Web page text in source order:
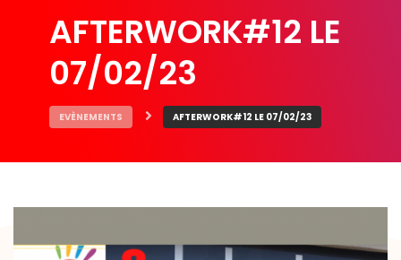
AFTERWORK#12 LE
07/02/23
EVÈNEMENTS AFTERWORK#12 LE 07/02/23